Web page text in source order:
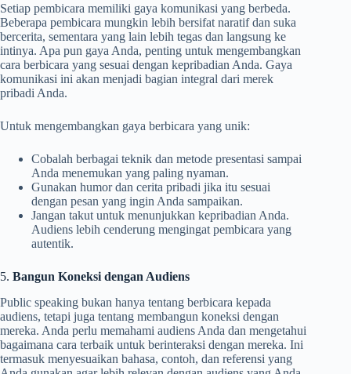
Setiap pembicara memiliki gaya komunikasi yang berbeda.
Beberapa pembicara mungkin lebih bersifat naratif dan suka
bercerita, sementara yang lain lebih tegas dan langsung ke
intinya. Apa pun gaya Anda, penting untuk mengembangkan
cara berbicara yang sesuai dengan kepribadian Anda. Gaya
komunikasi ini akan menjadi bagian integral dari merek
pribadi Anda.
Untuk mengembangkan gaya berbicara yang unik:
Cobalah berbagai teknik dan metode presentasi sampai
Anda menemukan yang paling nyaman.
Gunakan humor dan cerita pribadi jika itu sesuai
dengan pesan yang ingin Anda sampaikan.
Jangan takut untuk menunjukkan kepribadian Anda.
Audiens lebih cenderung mengingat pembicara yang
autentik.
5. Bangun Koneksi dengan Audiens
Public speaking bukan hanya tentang berbicara kepada
audiens, tetapi juga tentang membangun koneksi dengan
mereka. Anda perlu memahami audiens Anda dan mengetahui
bagaimana cara terbaik untuk berinteraksi dengan mereka. Ini
termasuk menyesuaikan bahasa, contoh, dan referensi yang